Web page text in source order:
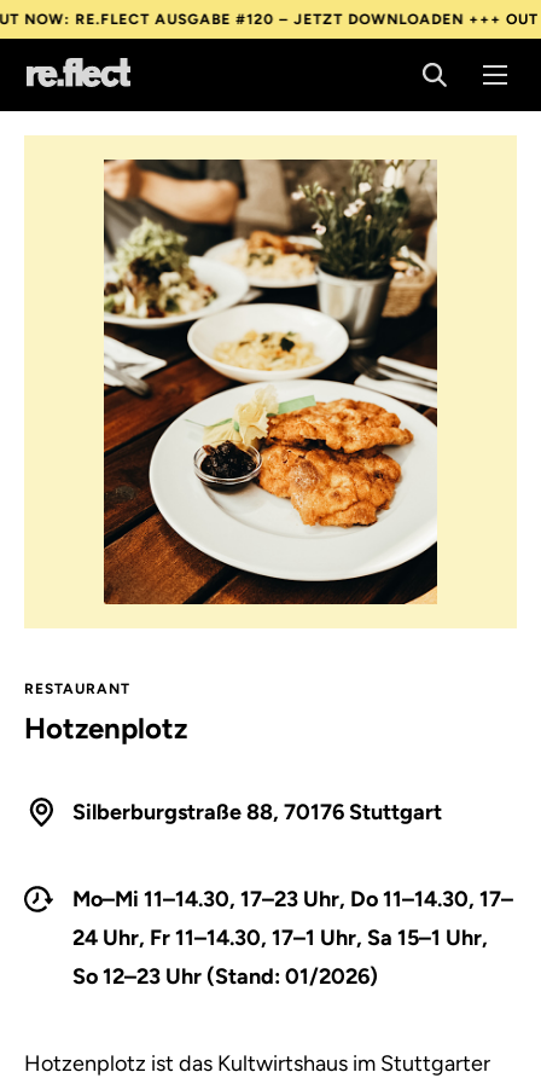
RE.FLECT AUSGABE #120 – JETZT DOWNLOADEN +++OUT NOW:
RE.FLECT AUSGABE #120 – JETZT DOWNLOADEN +++
RESTAURANT
Hotzenplotz
Silberburgstraße 88, 70176 Stuttgart
Mo–Mi 11–14.30, 17–23 Uhr, Do 11–14.30, 17–
24 Uhr, Fr 11–14.30, 17–1 Uhr, Sa 15–1 Uhr,
So 12–23 Uhr (Stand: 01/2026)
Hotzenplotz ist das Kultwirtshaus im Stuttgarter